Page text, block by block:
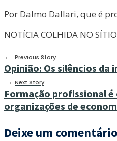
Por Dalmo Dallari, que é
NOTÍCIA COLHIDA NO
← Previous Story
Opinião: Os silêncios da
→ Next Story
Formação profissional é
organizações de
Deixe um comentário